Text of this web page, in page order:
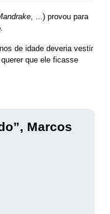
, ...) provou para
de idade deveria vestir
que ele ficasse
Marcos